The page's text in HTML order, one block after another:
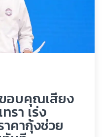
อบคุณเสียง
รา เร่ง
คากุ้งช่วย